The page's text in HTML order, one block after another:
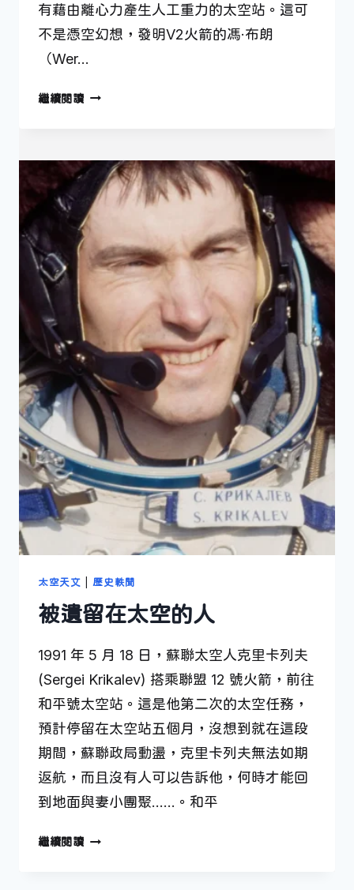
有藉由離心力產生人工重力的太空站。這可
不是憑空幻想，發明V2火箭的馮·布朗
（Wer…
繼續閱讀4
—
太
空
站
起
太空天文 歷史軼聞
被遺留在太空的人
1991 年 5 月 18 日，蘇聯太空人克里卡列夫
(Sergei Krikalev) 搭乘聯盟 12 號火箭，前往
和平號太空站。這是他第二次的太空任務，
預計停留在太空站五個月，沒想到就在這段
期間，蘇聯政局動盪，克里卡列夫無法如期
返航，而且沒有人可以告訴他，何時才能回
到地面與妻小團聚……。和平
繼續閱讀被